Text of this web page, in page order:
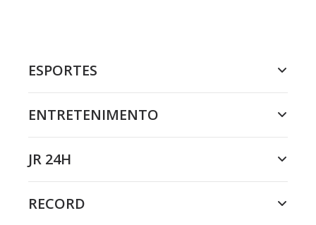
ESPORTES
ENTRETENIMENTO
JR 24H
RECORD